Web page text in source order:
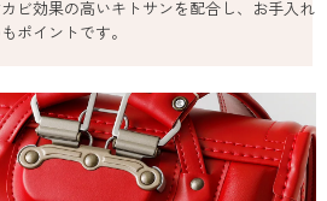
ビ効果の高いキトサンを配合し、お手入れ
ポイントです。